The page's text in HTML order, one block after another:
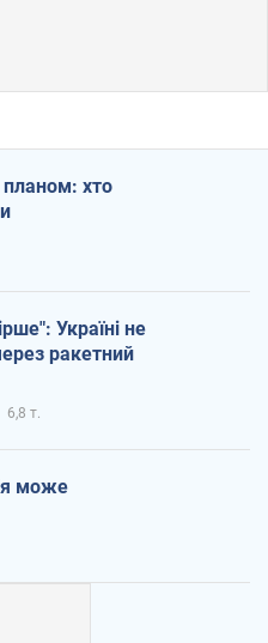
планом: хто
Україні не
ракетний
6,8 т.
може